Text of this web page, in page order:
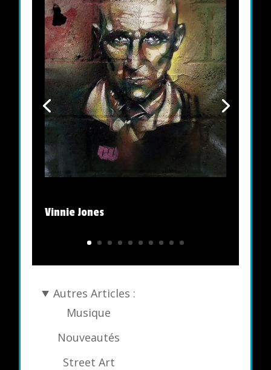
Vinnie Jones
Autres Articles :
Musique
Nouveautés
Street Art